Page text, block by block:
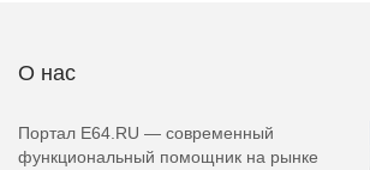
О нас
Портал E64.RU — современный
функциональный помощник на рынке